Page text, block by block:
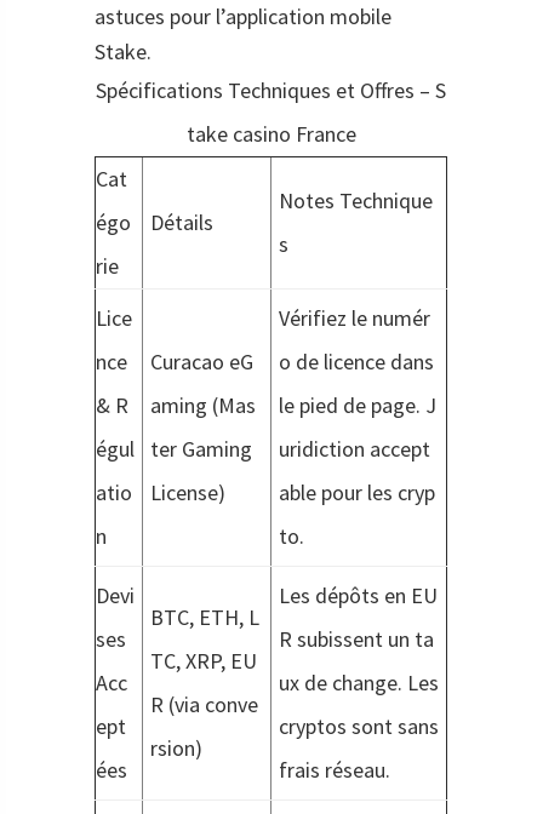
astuces pour l’application mobile
Stake.
Spécifications Techniques et Offres – S
take casino France
Cat
égo
rie
Détails
Notes Technique
s
Lice
nce
& R
égul
atio
n
Curacao eG
aming (Mas
ter Gaming
License)
Vérifiez le numér
o de licence dans
le pied de page. J
uridiction accept
able pour les cryp
to.
Devi
ses
Acc
ept
ées
BTC, ETH, L
TC, XRP, EU
R (via conve
rsion)
Les dépôts en EU
R subissent un ta
ux de change. Les
cryptos sont sans
frais réseau.